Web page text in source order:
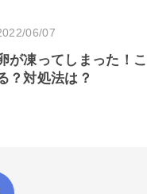
06/07
が凍ってしまった！
？対処法は？